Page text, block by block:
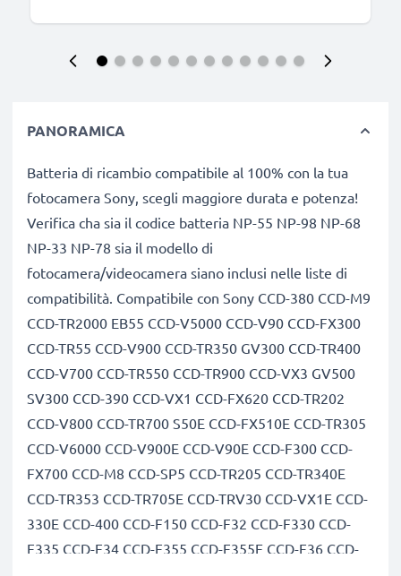
PANORAMICA
Batteria di ricambio compatibile al 100% con la tua
fotocamera Sony, scegli maggiore durata e potenza!
Verifica cha sia il codice batteria NP-55 NP-98 NP-68
NP-33 NP-78 sia il modello di
fotocamera/videocamera siano inclusi nelle liste di
compatibilità. Compatibile con Sony CCD-380 CCD-M9
CCD-TR2000 EB55 CCD-V5000 CCD-V90 CCD-FX300
CCD-TR55 CCD-V900 CCD-TR350 GV300 CCD-TR400
CCD-V700 CCD-TR550 CCD-TR900 CCD-VX3 GV500
SV300 CCD-390 CCD-VX1 CCD-FX620 CCD-TR202
CCD-V800 CCD-TR700 S50E CCD-FX510E CCD-TR305
CCD-V6000 CCD-V900E CCD-V90E CCD-F300 CCD-
FX700 CCD-M8 CCD-SP5 CCD-TR205 CCD-TR340E
CCD-TR353 CCD-TR705E CCD-TRV30 CCD-VX1E CCD-
330E CCD-400 CCD-F150 CCD-F32 CCD-F330 CCD-
F335 CCD-F34 CCD-F355 CCD-F355E CCD-F36 CCD-